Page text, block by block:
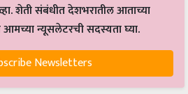
शेती संबंधीत देशभरातील आताच्या
आमच्या न्यूसलेटरची सदस्यता घ्या.
Newsletters